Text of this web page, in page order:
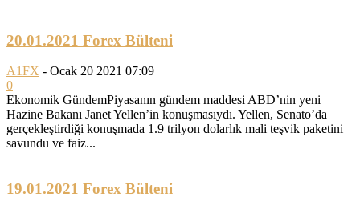
20.01.2021 Forex Bülteni
A1FX - Ocak 20 2021 07:09
0
Ekonomik GündemPiyasanın gündem maddesi ABD’nin yeni
Hazine Bakanı Janet Yellen’in konuşmasıydı. Yellen, Senato’da
gerçekleştirdiği konuşmada 1.9 trilyon dolarlık mali teşvik paketini
savundu ve faiz...
19.01.2021 Forex Bülteni